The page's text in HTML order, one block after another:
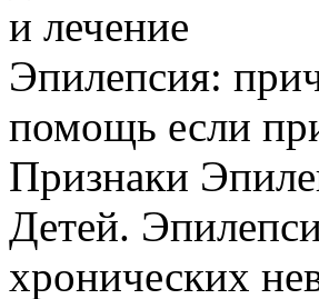
Эпилепсия:
помощь если
Признаки
Детей.
хронических